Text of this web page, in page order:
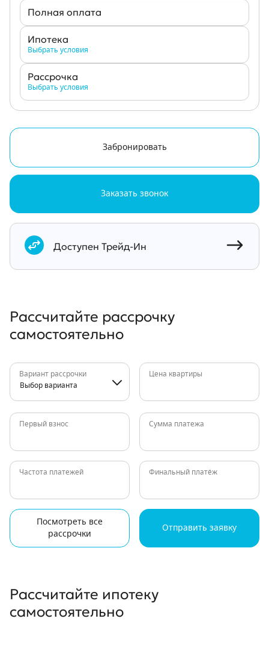
Полная оплата
Ипотека
Выбрать условия
Рассрочка
Выбрать условия
Забронировать
Заказать звонок
Документы
Доступен Трейд-Ин
Рассчитайте рассрочку
самостоятельно
Вариант рассрочки
Выбор варианта
Цена квартиры
Первый взнос Сумма платежа
Частота платежей Финальный платёж
Посмотреть все
рассрочки
Отправить заявку
Рассчитайте ипотеку
самостоятельно